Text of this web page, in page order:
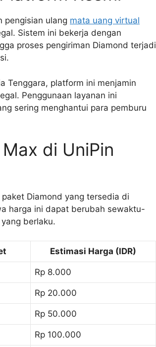
pengisian ulang mata uang virtual
Sistem ini bekerja dengan
proses pengiriman Diamond terjadi
Tenggara, platform ini menjamin
Penggunaan layanan ini
sering menghantui para pemburu
di UniPin
Diamond yang tersedia di
harga ini dapat berubah sewaktu-
yang berlaku.
Estimasi Harga (IDR)
Rp 8.000
Rp 20.000
Rp 50.000
Rp 100.000